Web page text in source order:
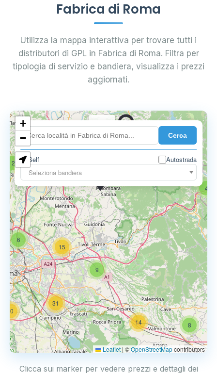
Fabrica di Roma
Utilizza la mappa interattiva per trovare tutti i
distributori di GPL in Fabrica di Roma. Filtra per
tipologia di servizio e bandiera, visualizza i prezzi
aggiornati.
Cerca
Self
Autostrada
Seleziona bandiera
2
17
6
20
15
9
31
8
14
4
+
−
Leaflet | ©OpenStreetMapcontributors
Clicca sui marker per vedere prezzi e dettagli dei